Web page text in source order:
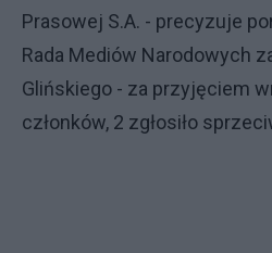
Prasowej S.A. - precyzuje
Rada Mediów Narodowych
Glińskiego - za przyjęciem
członków, 2 zgłosiło